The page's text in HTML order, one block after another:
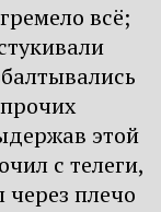
всё;
этой
с телеги,
через плечо